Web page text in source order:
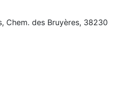
Chem. des Bruyères, 38230